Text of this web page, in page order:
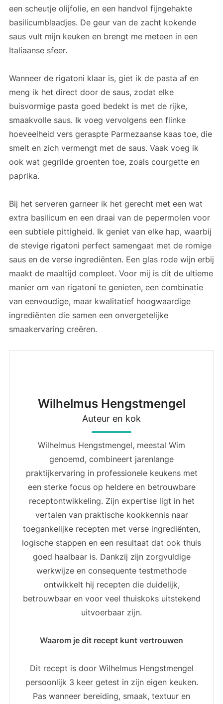
een scheutje olijfolie, en een handvol fijngehakte
basilicumblaadjes. De geur van de zacht kokende
saus vult mijn keuken en brengt me meteen in een
Italiaanse sfeer.
Wanneer de rigatoni klaar is, giet ik de pasta af en
meng ik het direct door de saus, zodat elke
buisvormige pasta goed bedekt is met de rijke,
smaakvolle saus. Ik voeg vervolgens een flinke
hoeveelheid vers geraspte Parmezaanse kaas toe, die
smelt en zich vermengt met de saus. Vaak voeg ik
ook wat gegrilde groenten toe, zoals courgette en
paprika.
Bij het serveren garneer ik het gerecht met een wat
extra basilicum en een draai van de pepermolen voor
een subtiele pittigheid. Ik geniet van elke hap, waarbij
de stevige rigatoni perfect samengaat met de romige
saus en de verse ingrediënten. Een glas rode wijn erbij
maakt de maaltijd compleet. Voor mij is dit de ultieme
manier om van rigatoni te genieten, een combinatie
van eenvoudige, maar kwalitatief hoogwaardige
ingrediënten die samen een onvergetelijke
smaakervaring creëren.
Wilhelmus Hengstmengel
Auteur en kok
Wilhelmus Hengstmengel, meestal Wim
genoemd, combineert jarenlange
praktijkervaring in professionele keukens met
een sterke focus op heldere en betrouwbare
receptontwikkeling. Zijn expertise ligt in het
vertalen van praktische kookkennis naar
toegankelijke recepten met verse ingrediënten,
logische stappen en een resultaat dat ook thuis
goed haalbaar is. Dankzij zijn zorgvuldige
werkwijze en consequente testmethode
ontwikkelt hij recepten die duidelijk,
betrouwbaar en voor veel thuiskoks uitstekend
uitvoerbaar zijn.
Waarom je dit recept kunt vertrouwen
Dit recept is door Wilhelmus Hengstmengel
persoonlijk 3 keer getest in zijn eigen keuken.
Pas wanneer bereiding, smaak, textuur en